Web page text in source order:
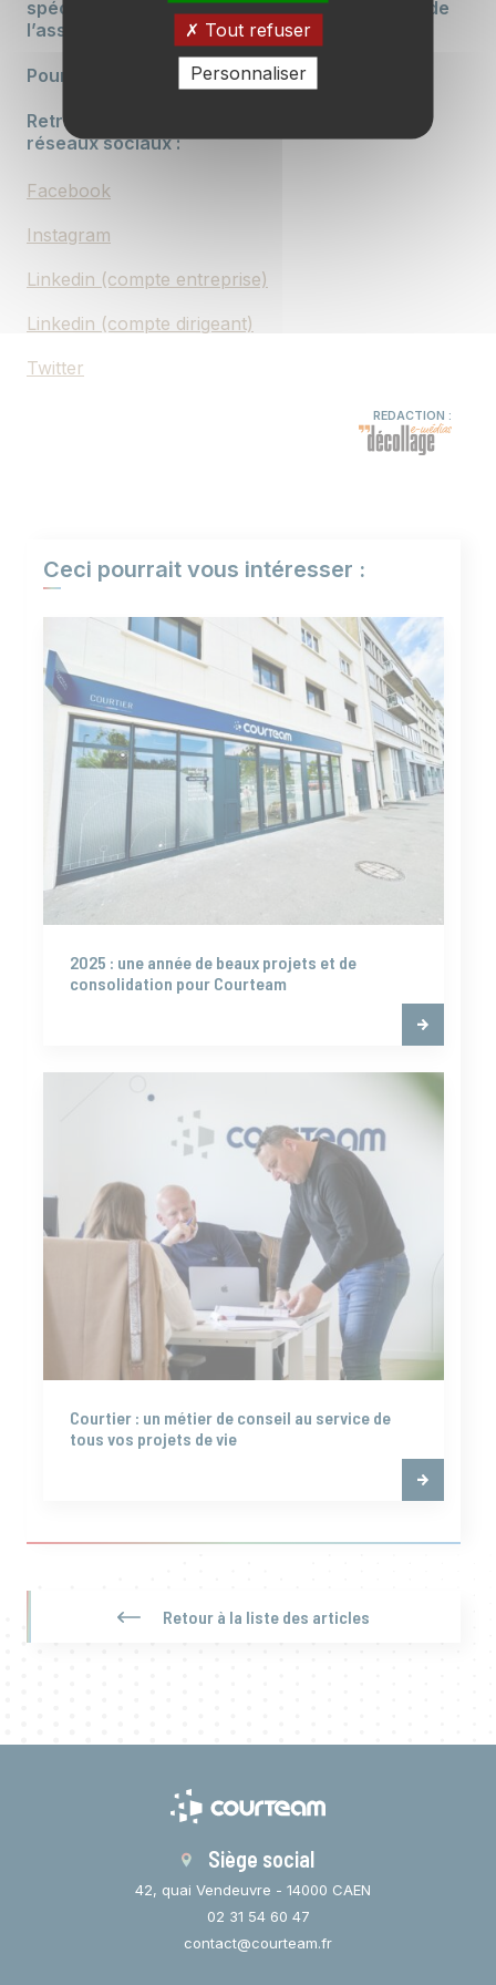
spécialiste du financement, de l’immobilier et de
l’assurance, sont à votre service.
Pour tout renseignement et contact, c’est
Retrouvez nos actualités chaque jour sur nos
réseaux sociaux :
Facebook
Instagram
Linkedin (compte entreprise)
Linkedin (compte dirigeant)
Twitter
REDACTION :
Ceci pourrait vous intéresser :
2025 : une année de beaux projets et de
consolidation pour Courteam
Courtier : un métier de conseil au service de
tous vos projets de vie
Retour à la liste des articles
Siège social
42, quai Vendeuvre - 14000 CAEN
02 31 54 60 47
contact@courteam.fr
Tout refuser
Personnaliser